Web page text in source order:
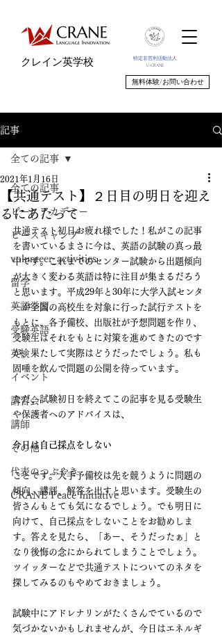
特定非営利活動法人
U-CRANE
クレイン英学校
無料体験/お問い合わせ
記事
全ての記事
ピースアカデミー
ピースキャンプ
volunteer_activities
留学
英語学習
受験英語
英検
イベント
講習会
講師
その他
代表のつぶやき
CRANE Peace Initiative
全ての記事
【共通テスト】２日目の明日を迎え
るにあたって
2021年1月16日
共通テスト初日お疲れ様でした！私がこの記事
を書いているまさに今は、英語の試験の真っ最
中です。これまでのセンター試験から出題傾向
が大きく変わる英語は特に注目が集まるだろう
と思います。平成29年と30年に大学入試センタ
ーが全国の高校生を対象に行った試行テストを
もとに、各予備校、出版社が予想問題を作り、
受験生はそれをもとに対策を進めてきたのです
が、果たして実際はどうだったでしょう。私も
固唾を飲んで問題の公開を待っています。
ただ、試験初日を終えてこの記事を見る受験生
や保護者へのアドバイスは、
今日は自己採点をしない
ことです。大手予備校は先を競うように問題の
傾向、講評、解答を出すと思います。受験生の
皆さんもとても気になるでしょう。でも明日に
向けて、自己採点をしないことをお勧めしま
す。答えを見たら、「あー、そうだったぁ」と
なり後悔の念にかられてしまうことでしょう。
ツイッターなどで共通テストについてのネタを
探してみるのもやめておきましょう。
試験中にアドレナリンがたくさんでているので
気づかないかもしれませんが、今日はエネルギ